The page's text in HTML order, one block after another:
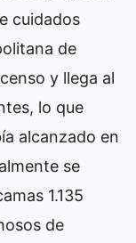
cuidados
de
y llega al
lo que
alcanzado en
se
1.135
de